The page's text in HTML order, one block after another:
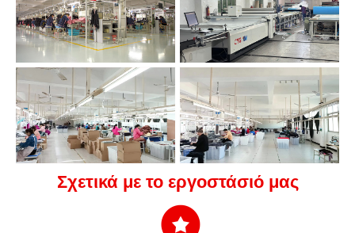
Σχετικά με το εργοστάσιό μας